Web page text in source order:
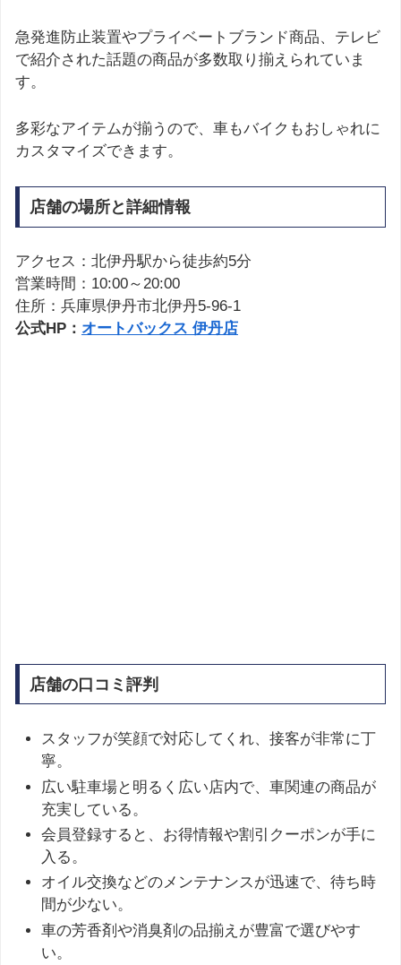
急発進防止装置やプライベートブランド商品、テレビ
で紹介された話題の商品が多数取り揃えられていま
す。
多彩なアイテムが揃うので、車もバイクもおしゃれに
カスタマイズできます。
店舗の場所と詳細情報
アクセス：北伊丹駅から徒歩約5分
営業時間：10:00～20:00
住所：兵庫県伊丹市北伊丹5-96-1
公式HP： オートバックス 伊丹店
店舗の口コミ評判
スタッフが笑顔で対応してくれ、接客が非常に丁
寧。
広い駐車場と明るく広い店内で、車関連の商品が
充実している。
会員登録すると、お得情報や割引クーポンが手に
入る。
オイル交換などのメンテナンスが迅速で、待ち時
間が少ない。
車の芳香剤や消臭剤の品揃えが豊富で選びやす
い。